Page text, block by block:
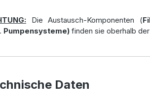
Die Austausch-Komponenten (
Pumpensysteme) finden sie oberhalb
Daten